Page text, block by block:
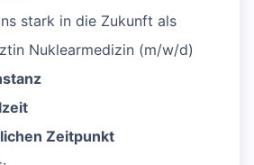
stark in die Zukunft als
Nuklearmedizin (m/w/d)
Zeitpunkt